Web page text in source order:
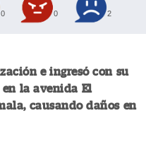
0 0 2
e ingresó con su
la avenida El
causando daños en